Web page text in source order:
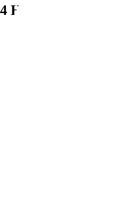
HDI 68 FAP
plus amples informations sur la